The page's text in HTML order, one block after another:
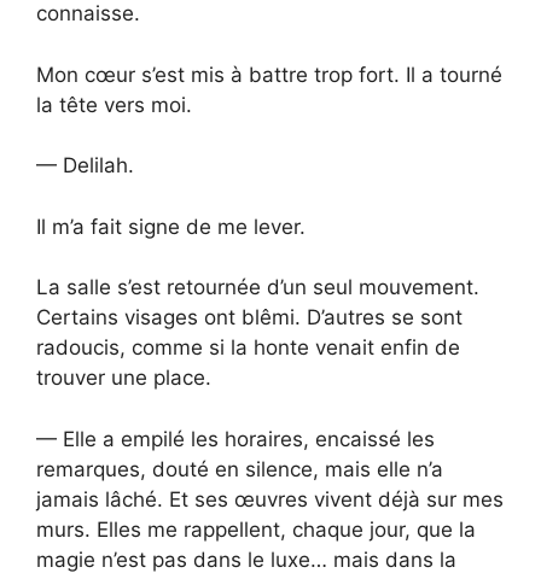
connaisse.
Mon cœur s’est mis à battre trop fort. Il a tourné
la tête vers moi.
— Delilah.
Il m’a fait signe de me lever.
La salle s’est retournée d’un seul mouvement.
Certains visages ont blêmi. D’autres se sont
radoucis, comme si la honte venait enfin de
trouver une place.
— Elle a empilé les horaires, encaissé les
remarques, douté en silence, mais elle n’a
jamais lâché. Et ses œuvres vivent déjà sur mes
murs. Elles me rappellent, chaque jour, que la
magie n’est pas dans le luxe… mais dans la